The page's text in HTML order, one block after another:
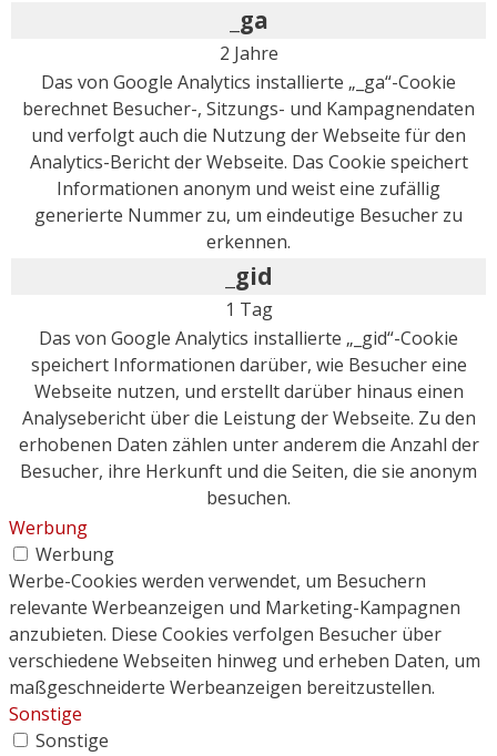
_ga
2 Jahre
Das von Google Analytics installierte „_ga“-Cookie
berechnet Besucher-, Sitzungs- und Kampagnendaten
und verfolgt auch die Nutzung der Webseite für den
Analytics-Bericht der Webseite. Das Cookie speichert
Informationen anonym und weist eine zufällig
generierte Nummer zu, um eindeutige Besucher zu
erkennen.
_gid
1 Tag
Das von Google Analytics installierte „_gid“-Cookie
speichert Informationen darüber, wie Besucher eine
Webseite nutzen, und erstellt darüber hinaus einen
Analysebericht über die Leistung der Webseite. Zu den
erhobenen Daten zählen unter anderem die Anzahl der
Besucher, ihre Herkunft und die Seiten, die sie anonym
besuchen.
Werbung
Werbung
Werbe-Cookies werden verwendet, um Besuchern
relevante Werbeanzeigen und Marketing-Kampagnen
anzubieten. Diese Cookies verfolgen Besucher über
verschiedene Webseiten hinweg und erheben Daten, um
maßgeschneiderte Werbeanzeigen bereitzustellen.
Sonstige
Sonstige